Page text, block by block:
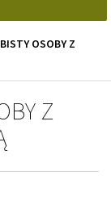
OSOBY Z
Z